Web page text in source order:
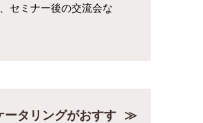
セミナー後の交流会な
タリングがおすす